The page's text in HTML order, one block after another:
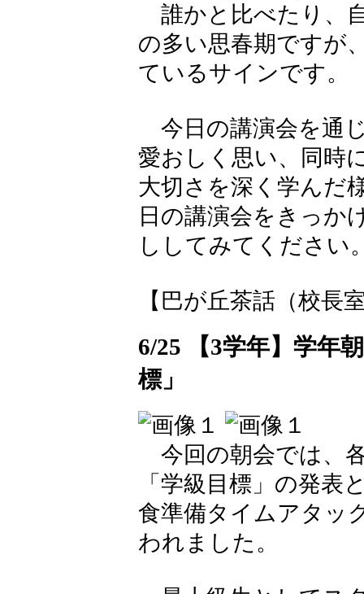
誰かと比べたり、
の多い思春期ですが
ているサインです。
今日の講演会を通
愛おしく思い、同時
大切さを深く学んだ
日の講演会をきっか
ししてみてください
【巴が丘茶話（校長
6/25 【3学年】学年
標」
今回の朝会では、
「学級目標」の発表
食準備タイムアタッ
われました。